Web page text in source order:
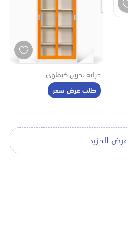
خزانة تخزين كيماوي...
طلب عرض سعر
عرض المزيد